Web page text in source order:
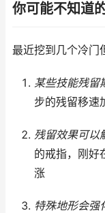
你可能不知道
最近挖到几个冷门
某些技能残留
步的残留移速
残留效果可以
的戒指，刚好
涨
特殊地形会强